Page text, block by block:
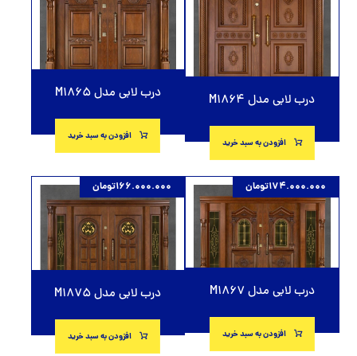
درب لابی مدل M1864
افزودن به سبد خرید
درب لابی مدل M1865
افزودن به سبد خرید
درب لابی مدل M1867
174.000.000تومان
افزودن به سبد خرید
درب لابی مدل M1875
166.000.000تومان
افزودن به سبد خرید